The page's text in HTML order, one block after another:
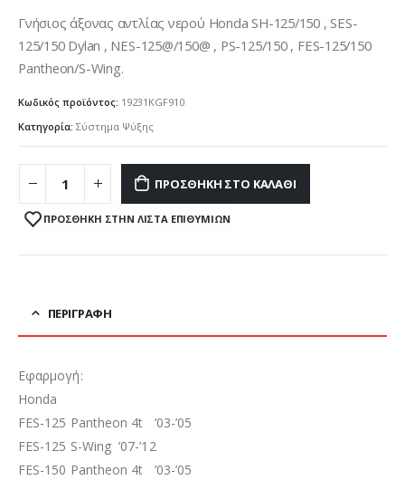
Γνήσιος άξονας αντλίας νερού Honda SH-125/150 , SES-
125/150 Dylan , NES-125@/150@ , PS-125/150 , FES-125/150
Pantheon/S-Wing.
Κωδικός προϊόντος: 19231KGF910
Κατηγορία: Σύστημα Ψύξης
ΠΡΟΣΘΉΚΗ ΣΤΟ ΚΑΛΆΘΙ
ΠΡΌΣΘΉΚΗ ΣΤΗΝ ΛΊΣΤΑ ΕΠΙΘΥΜΙΏΝ
ΠΕΡΙΓΡΑΦΉ
Εφαρμογή:
Honda
FES-125 Pantheon 4t ’03-’05
FES-125 S-Wing ’07-’12
FES-150 Pantheon 4t ’03-’05